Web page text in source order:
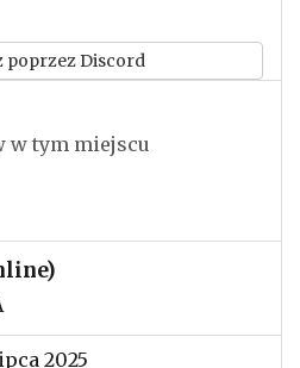
poprzez Discord
w tym miejscu
2025